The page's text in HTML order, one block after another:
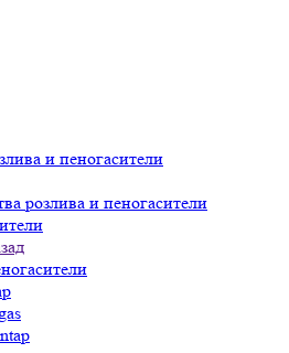
и пеногасители
розлива и пеногасители